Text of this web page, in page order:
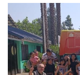
lectura
en
localidades
rurales
de
Aysén